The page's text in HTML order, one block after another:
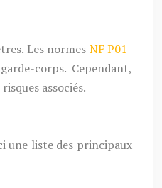
Les normes NF P01-
corps. Cependant,
associés.
une liste des principaux